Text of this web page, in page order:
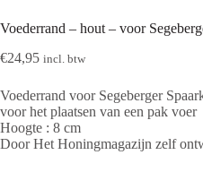
Voederrand – hout – voor
€24,95 incl. btw
Voederrand voor Segeberger
voor het plaatsen van een pak
Hoogte : 8 cm
Door Het Honingmagazijn zelf